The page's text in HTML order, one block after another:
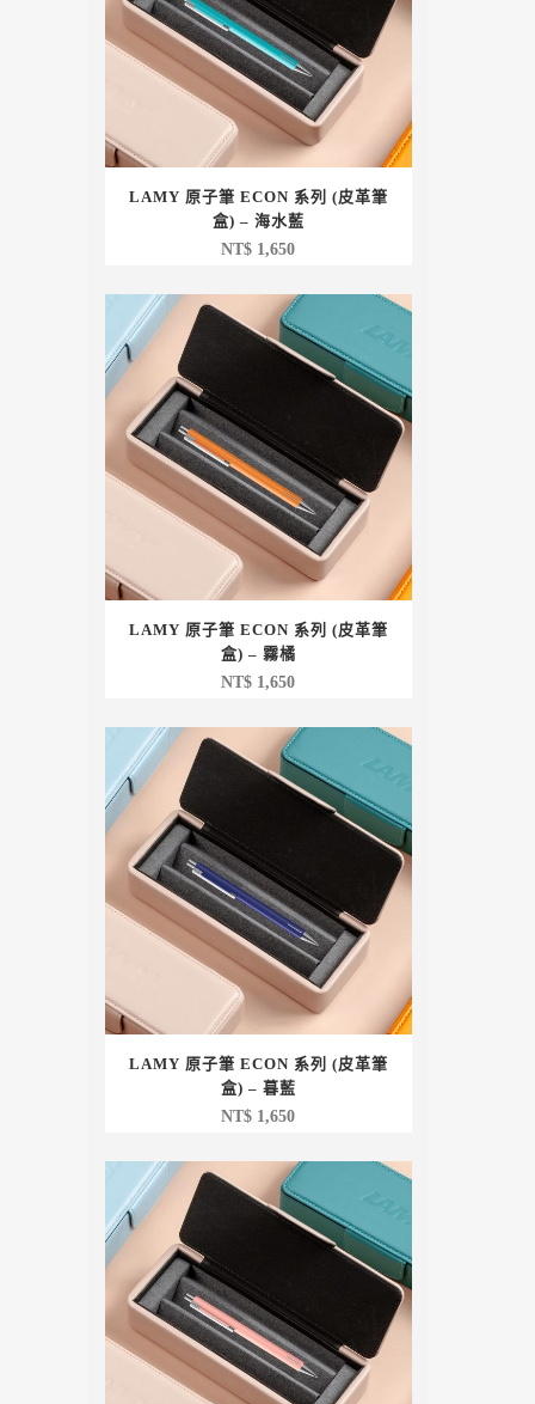
LAMY 原子筆 ECON 系列 (皮革筆
盒) – 海水藍
NT$ 1,650
LAMY 原子筆 ECON 系列 (皮革筆
盒) – 霧橘
NT$ 1,650
LAMY 原子筆 ECON 系列 (皮革筆
盒) – 暮藍
NT$ 1,650